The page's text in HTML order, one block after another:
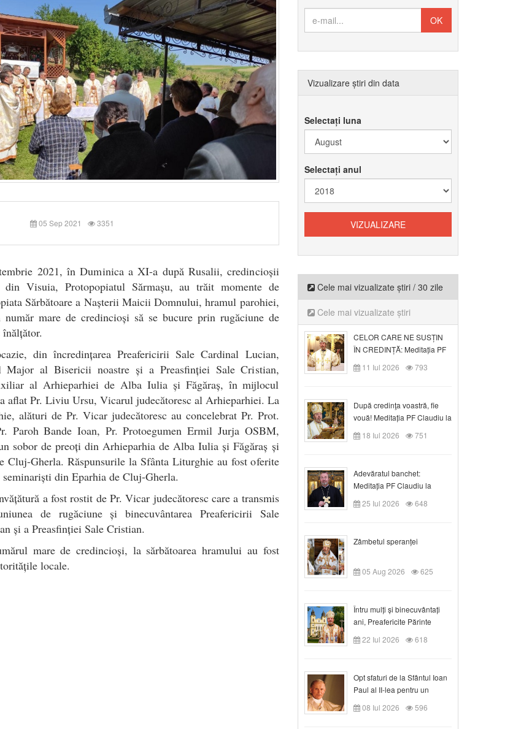
05 Sep 2021 3351
2021, în Duminica a XI-a după Rusalii, credincioșii
din Visuia, Protopopiatul Sărmașu, au trăit momente de
Sărbătoare a Nașterii Maicii Domnului, hramul parohiei,
mare de credincioși să se bucure prin rugăciune de
înălțător.
din încredințarea Preafericirii Sale Cardinal Lucian,
Major al Bisericii noastre și a Preasfinției Sale Cristian,
al Arhieparhiei de Alba Iulia și Făgăraș, în mijlocul
aflat Pr. Liviu Ursu, Vicarul judecătoresc al Arhieparhiei. La
alături de Pr. Vicar judecătoresc au concelebrat Pr. Prot.
Paroh Bande Ioan, Pr. Protoegumen Ermil Jurja OSBM,
sobor de preoți din Arhieparhia de Alba Iulia și Făgăraș și
Cluj-Gherla. Răspunsurile la Sfânta Liturghie au fost oferite
din Eparhia de Cluj-Gherla.
a fost rostit de Pr. Vicar judecătoresc care a transmis
de rugăciune și binecuvântarea Preafericirii Sale
și a Preasfinției Sale Cristian.
mare de credincioși, la sărbătoarea hramului au fost
locale.
Vizualizare știri din data
Selectați luna
Selectați anul
Cele mai vizualizate știri / 30 zile
Cele mai vizualizate știri
CELOR CARE NE SUSȚIN
ÎN CREDINȚĂ: Meditația PF
Claudiu la Duminica a VI-a
după Rusalii
11 Iul 2026 793
După credinţa voastră, fie
vouă! Meditația PF Claudiu la
duminica a VII-a după Rusalii
18 Iul 2026 751
Adevăratul banchet:
Meditația PF Claudiu la
Duminica a VIII-a după
Rusalii
25 Iul 2026 648
Zâmbetul speranței
05 Aug 2026 625
Întru mulți și binecuvântați
ani, Preafericite Părinte
Claudiu!
22 Iul 2026 618
Opt sfaturi de la Sfântul Ioan
Paul al II-lea pentru un
creștin
08 Iul 2026 596